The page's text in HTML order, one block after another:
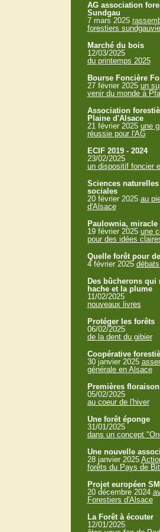
AG association
Sundgau
7 mars 2025
forestiers
Marché du bois
12/03/2025
du printemps 2025
Bourse Foncière
27 février 2025 un
venir du monde à
Association
Plaine d'Alsace
21 février 2025 une
réussie pour l'AG
ECIF 2019 - 2024
23/02/2025
un dispositif foncier
Sciences
sociales
20 février 2025 au
d'Alsace
Paulownia,
19 février 2025 une
pour des idées
Quelle forêt pour
4 février 2025
Des bûcherons qui
hache et la plume
11/02/2025
nouveaux livres
Protéger les forêts
06/02/2025
de la dent du gibier
Coopérative
30 janvier 2025
générale en Alsace
Premières
05/02/2025
au coeur de l'hiver
Une forêt éponge
31/01/2025
dans un concept
Une nouvelle
28 janvier 2025
forêts du Pays de
Projet européen
20 décembre 2024
Forestiers d'Alsace
La Forêt à écouter
12/01/2025